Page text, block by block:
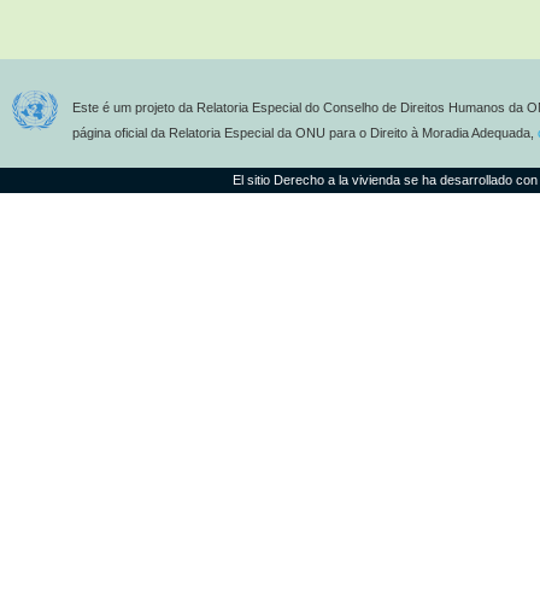
Este é um projeto da Relatoria Especial do Conselho de Direitos Humanos da
página oficial da Relatoria Especial da ONU para o Direito à Moradia Adequada,
El sitio Derecho a la vivienda se ha desarrollado